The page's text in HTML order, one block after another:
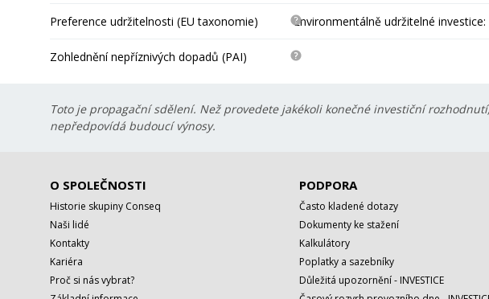
Preference udržitelnosti (EU taxonomie)
Environmentálně udržitelné investice:
Zohlednění nepříznivých dopadů (PAI)
Toto je propagační sdělení. Než provedete jakékoli konečné investiční
nepředpovídá budoucí výnosy.
O SPOLEČNOSTI
Historie skupiny Conseq
Naši lidé
Kontakty
Kariéra
Proč si nás vybrat?
PODPORA
Často kladené dotazy
Dokumenty ke stažení
Kalkulátory
Poplatky a sazebníky
Důležitá upozornění - INVESTICE